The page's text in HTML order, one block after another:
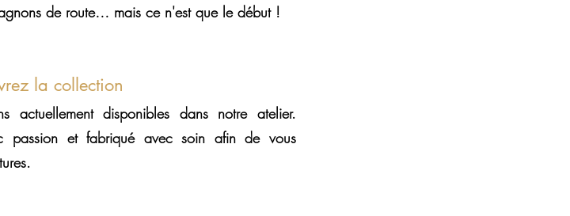
de route… mais ce n'est que le début !
la collection
actuellement disponibles dans notre atelier.
passion et fabriqué avec soin afin de vous